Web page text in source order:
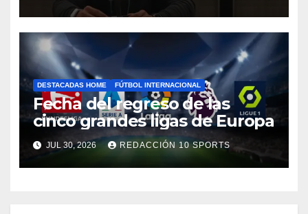
DESTACADAS HOME FÚTBOL INTERNACIONAL
Fecha del regreso de las
cinco grandes ligas de Europa
JUL 30, 2026 REDACCIÓN 10 SPORTS